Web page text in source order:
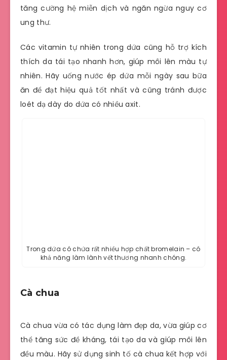
tăng cường hệ miễn dịch và ngăn ngừa nguy cơ
ung thư.
Các vitamin tự nhiên trong dứa cũng hỗ trợ kích
thích da tái tạo nhanh hơn, giúp môi lên màu tự
nhiên. Hãy uống nước ép dứa mỗi ngày sau bữa
ăn để đạt hiệu quả tốt nhất và cũng tránh được
loét dạ dày do dứa có nhiều axit.
Trong dứa có chứa rất nhiều hợp chất bromelain – có
khả năng làm lành vết thương nhanh chóng.
Cà chua
Cà chua vừa có tác dụng làm đẹp da, vừa giúp cơ
thể tăng sức đề kháng, tái tạo da và giúp môi lên
đều màu. Hãy sử dụng sinh tố cà chua kết hợp với